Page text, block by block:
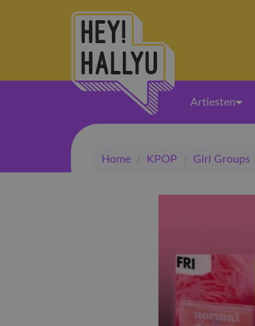
Artiesten
Home / KPOP / Girl Groups